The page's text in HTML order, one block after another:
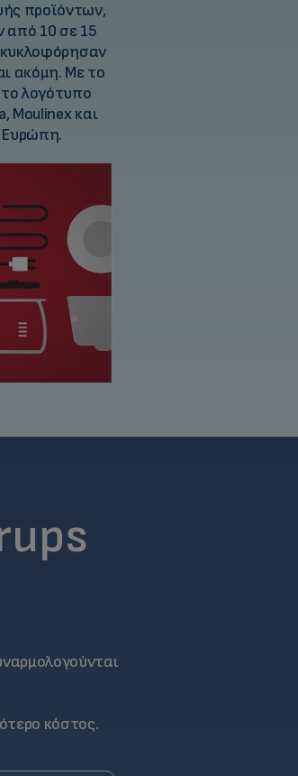
προϊόντων,
από 10 σε 15
ακόμη. Με το
λογότυπο
Moulinex και
Ευρώπη.
κόστος.